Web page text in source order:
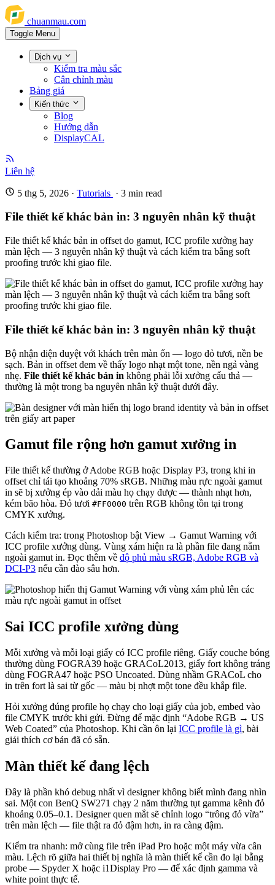
chuanmau.com
Toggle Menu
Dịch vụ
Kiểm tra màu sắc
Cân chỉnh màu
Bảng giá
Kiến thức
Blog
Hướng dẫn
DisplayCAL
Liên hệ
5 thg 5, 2026 · Tutorials · 3 min read
File thiết kế khác bản in: 3 nguyên nhân kỹ thuật
File thiết kế khác bản in offset do gamut, ICC profile xưởng hay
màn lệch — 3 nguyên nhân kỹ thuật và cách kiểm tra bằng soft
proofing trước khi giao file.
File thiết kế khác bản in: 3 nguyên nhân kỹ thuật
Bộ nhận diện duyệt với khách trên màn ổn — logo đỏ tươi, nền be
sạch. Bản in offset đem về thấy logo nhạt một tone, nền ngả vàng
nhẹ. File thiết kế khác bản in không phải lỗi xưởng cẩu thả —
thường là một trong ba nguyên nhân kỹ thuật dưới đây.
Gamut file rộng hơn gamut xưởng in
File thiết kế thường ở Adobe RGB hoặc Display P3, trong khi in
offset chỉ tái tạo khoảng 70% sRGB. Những màu rực ngoài gamut
in sẽ bị xưởng ép vào dải màu họ chạy được — thành nhạt hơn,
kém bão hòa. Đỏ tươi #FF0000 trên RGB không tồn tại trong
CMYK xưởng.
Cách kiểm tra: trong Photoshop bật View → Gamut Warning với
ICC profile xưởng dùng. Vùng xám hiện ra là phần file đang nằm
ngoài gamut in. Đọc thêm về độ phủ màu sRGB, Adobe RGB và
DCI-P3 nếu cần đào sâu hơn.
Sai ICC profile xưởng dùng
Mỗi xưởng và mỗi loại giấy có ICC profile riêng. Giấy couche bóng
thường dùng FOGRA39 hoặc GRACoL2013, giấy fort không tráng
dùng FOGRA47 hoặc PSO Uncoated. Dùng nhầm GRACoL cho
in trên fort là sai từ gốc — màu bị nhợt một tone đều khắp file.
Hỏi xưởng đúng profile họ chạy cho loại giấy của job, embed vào
file CMYK trước khi gửi. Đừng để mặc định “Adobe RGB → US
Web Coated” của Photoshop. Khi cần ôn lại ICC profile là gì, bài
giải thích cơ bản đã có sẵn.
Màn thiết kế đang lệch
Đây là phần khó debug nhất vì designer không biết mình đang nhìn
sai. Một con BenQ SW271 chạy 2 năm thường tụt gamma kênh đỏ
khoảng 0.05–0.1. Designer quen mắt sẽ chỉnh logo “trông đỏ vừa”
trên màn lệch — file thật ra đỏ đậm hơn, in ra càng đậm.
Kiểm tra nhanh: mở cùng file trên iPad Pro hoặc một máy vừa cân
màu. Lệch rõ giữa hai thiết bị nghĩa là màn thiết kế cần đo lại bằng
probe — Spyder X hoặc i1Display Pro — để xác định gamma và
white point thực tế.